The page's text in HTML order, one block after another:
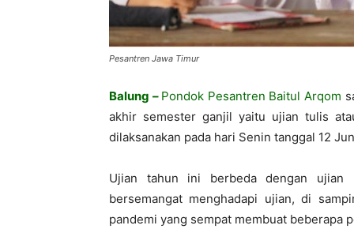
Pesantren Jawa Timur
Balung – Pondok Pesantren Baitul Arqom
akhir semester ganjil yaitu ujian tulis
dilaksanakan pada hari Senin tanggal 12
Ujian tahun ini berbeda dengan ujian
bersemangat menghadapi ujian, di
pandemi yang sempat membuat beberapa